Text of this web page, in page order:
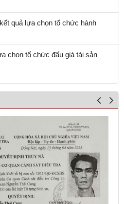
quả lựa chọn tổ chức hành
chọn tổ chức đấu giá tài sản
thầu